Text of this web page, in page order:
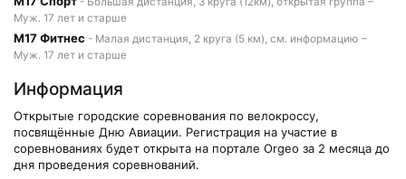
Муж. 17 лет и старше
М17 Фитнес - Малая дистанция, 2 круга (5 км), см. информацию –
Муж. 17 лет и старше
Информация
Открытые городские соревнования по велокроссу,
посвящённые Дню Авиации. Регистрация на участие в
соревнованиях будет открыта на портале Orgeo за 2 месяца до
дня проведения соревнований.